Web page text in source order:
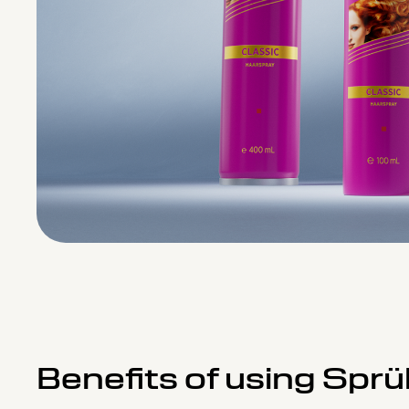
Benefits of using